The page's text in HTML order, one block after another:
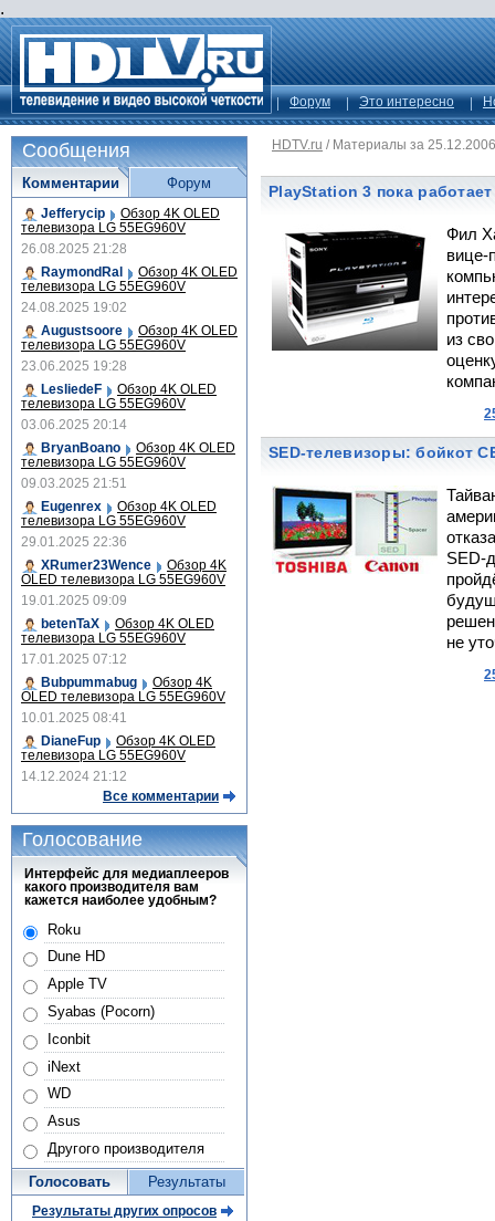
.
Форум Это интересно
HDTV.ru / Материалы за 25.12.2006
PlayStation 3 пока
Фил
вице-
из
SED-телевизоры: бойкот
SED-
не
Сообщения
Комментарии
Jefferycip Обзор 4K OLED
телевизора LG 55EG960V
26.08.2025 21:28
RaymondRal
Обзор 4K OLED
телевизора LG 55EG960V
24.08.2025 19:02
Augustsoore
Обзор 4K OLED
телевизора LG 55EG960V
23.06.2025 19:28
LesliedeF
Обзор 4K OLED
телевизора LG 55EG960V
03.06.2025 20:14
BryanBoano
Обзор 4K OLED
телевизора LG 55EG960V
09.03.2025 21:51
Eugenrex
Обзор 4K OLED
телевизора LG 55EG960V
29.01.2025 22:36
XRumer23Wence
Обзор 4K
OLED телевизора LG 55EG960V
19.01.2025 09:09
betenTaX
Обзор 4K OLED
телевизора LG 55EG960V
17.01.2025 07:12
Bubpummabug
Обзор 4K
OLED телевизора LG 55EG960V
10.01.2025 08:41
DianeFup
Обзор 4K OLED
телевизора LG 55EG960V
14.12.2024 21:12
Все комментарии
Форум
Голосование
Интерфейс для медиаплееров
какого производителя вам
кажется наиболее удобным?
Roku
Dune HD
Apple TV
Syabas (Pocorn)
Iconbit
iNext
WD
Asus
Другого производителя
Голосовать Результаты
Результаты других опросов